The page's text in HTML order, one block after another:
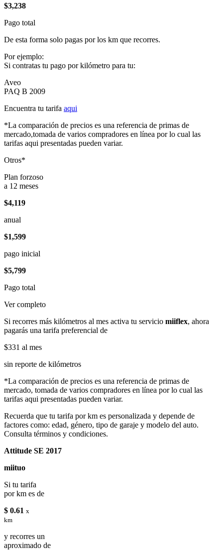
$3,238
Pago total
De esta forma solo pagas por los km que recorres.
Por ejemplo:
Si contratas tu pago por kilómetro para tu:
Aveo
PAQ B 2009
Encuentra tu tarifa aqui
*La comparación de precios es una referencia de primas de
mercado,tomada de varios compradores en línea por lo cual las
tarifas aqui presentadas pueden variar.
Otros*
Plan forzoso
a 12 meses
$4,119
anual
$1,599
pago inicial
$5,799
Pago total
Ver completo
Si recorres más kilómetros al mes activa tu servicio miiflex, ahora
pagarás una tarifa preferencial de
$331 al mes
sin reporte de kilómetros
*La comparación de precios es una referencia de primas de
mercado, tomada de varios compradores en línea por lo cual las
tarifas aqui presentadas pueden variar.
Recuerda que tu tarifa por km es personalizada y depende de
factores como: edad, género, tipo de garaje y modelo del auto.
Consulta términos y condiciones.
Attitude SE 2017
miituo
Si tu tarifa
por km es de
$ 0.61 x
km
y recorres un
aproximado de